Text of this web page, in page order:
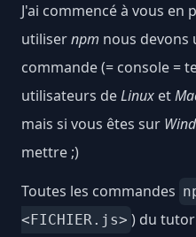
J'ai commencé à vous
utilisernpm nous devons
commande (= console =
utilisateurs deLinux et
mais si vous êtes sur
mettre ;)
Toutes les commandes
<FICHIER.js> ) du